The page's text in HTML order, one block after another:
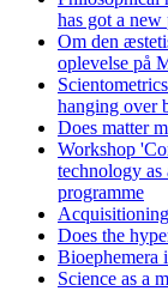
has got a
Om den
oplevelse på
hanging over
Does matter
Workshop
technology
programme
Does the
Bioephemera
Science as a